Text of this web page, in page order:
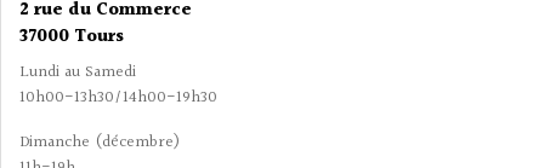
2 rue du Commerce
37000 Tours
Lundi au Samedi
10h00-13h30/14h00-19h30
Dimanche (décembre)